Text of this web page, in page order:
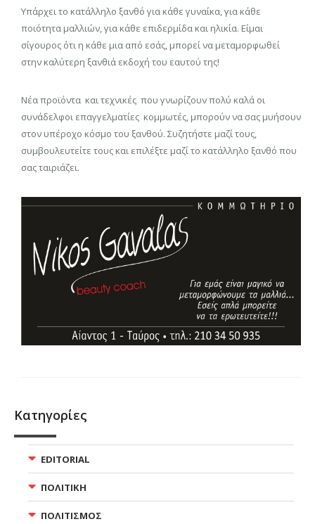
Υπάρχει το κατάλληλο ξανθό για κάθε γυναίκα, για κάθε
ποιότητα μαλλιών, για κάθε επιδερμίδα και ηλικία. Είμαι
σίγουρος ότι η κάθε μια από εσάς, μπορεί να μεταμορφωθεί
στην καλύτερη ξανθιά εκδοχή του εαυτού της!
Νέα προϊόντα και τεχνικές που γνωρίζουν πολύ καλά οι
συνάδελφοι επαγγελματίες κομμωτές, μπορούν να σας μυήσουν
στον υπέροχο κόσμο του ξανθού. Συζητήστε μαζί τους,
συμβουλευτείτε τους και επιλέξτε μαζί το κατάλληλο ξανθό που
σας ταιριάζει.
Κατηγορίες
EDITORIAL
ΠΟΛΙΤΙΚΗ
ΠΟΛΙΤΙΣΜΟΣ